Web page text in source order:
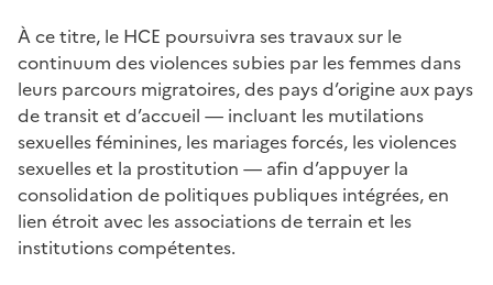
À ce titre, le HCE poursuivra ses travaux sur le
continuum des violences subies par les femmes dans
leurs parcours migratoires, des pays d’origine aux pays
de transit et d’accueil — incluant les mutilations
sexuelles féminines, les mariages forcés, les violences
sexuelles et la prostitution — afin d’appuyer la
consolidation de politiques publiques intégrées, en
lien étroit avec les associations de terrain et les
institutions compétentes.